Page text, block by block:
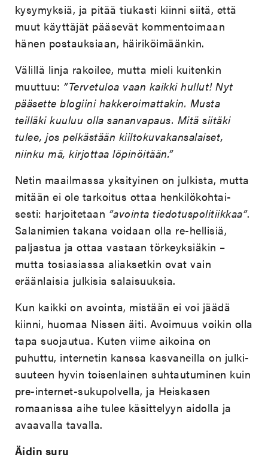
kysymyksiä, ja pitää tiukasti kiinni siitä, että
muut käyttäjät pääsevät kommentoimaan
hänen postauksiaan, häiriköimäänkin.
Välillä linja rakoilee, mutta mieli kuitenkin
muuttuu: ”Tervetuloa vaan kaikki hullut! Nyt
pääsette blogiini hakkeroimattakin. Musta
teilläki kuuluu olla sananvapaus. Mitä siitäki
tulee, jos pelkästään kiiltokuvakansalaiset,
niinku mä, kirjottaa löpinöitään.”
Netin maailmassa yksityinen on julkista, mutta
mitään ei ole tarkoitus ottaa henkilökohtai-
sesti: harjoitetaan ”avointa tiedotuspolitiikkaa”.
Salanimien takana voidaan olla re-hellisiä,
paljastua ja ottaa vastaan törkeyksiäkin –
mutta tosiasiassa aliaksetkin ovat vain
eräänlaisia julkisia salaisuuksia.
Kun kaikki on avointa, mistään ei voi jäädä
kiinni, huomaa Nissen äiti. Avoimuus voikin olla
tapa suojautua. Kuten viime aikoina on
puhuttu, internetin kanssa kasvaneilla on julki-
suuteen hyvin toisenlainen suhtautuminen kuin
pre-internet-sukupolvella, ja Heiskasen
romaanissa aihe tulee käsittelyyn aidolla ja
avaavalla tavalla.
Äidin suru